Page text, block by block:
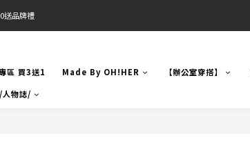
本島)
送品牌禮
(TW Only)
本島)
區 買3送1 Made By OH!HER 【辦公室穿搭】
物誌/